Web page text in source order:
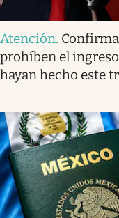
Atención.
prohíben el
hayan hecho este